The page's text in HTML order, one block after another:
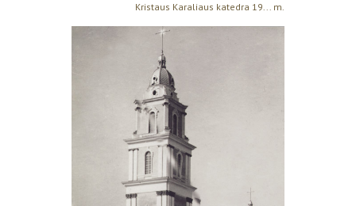
Kristaus Karaliaus katedra 19... m.